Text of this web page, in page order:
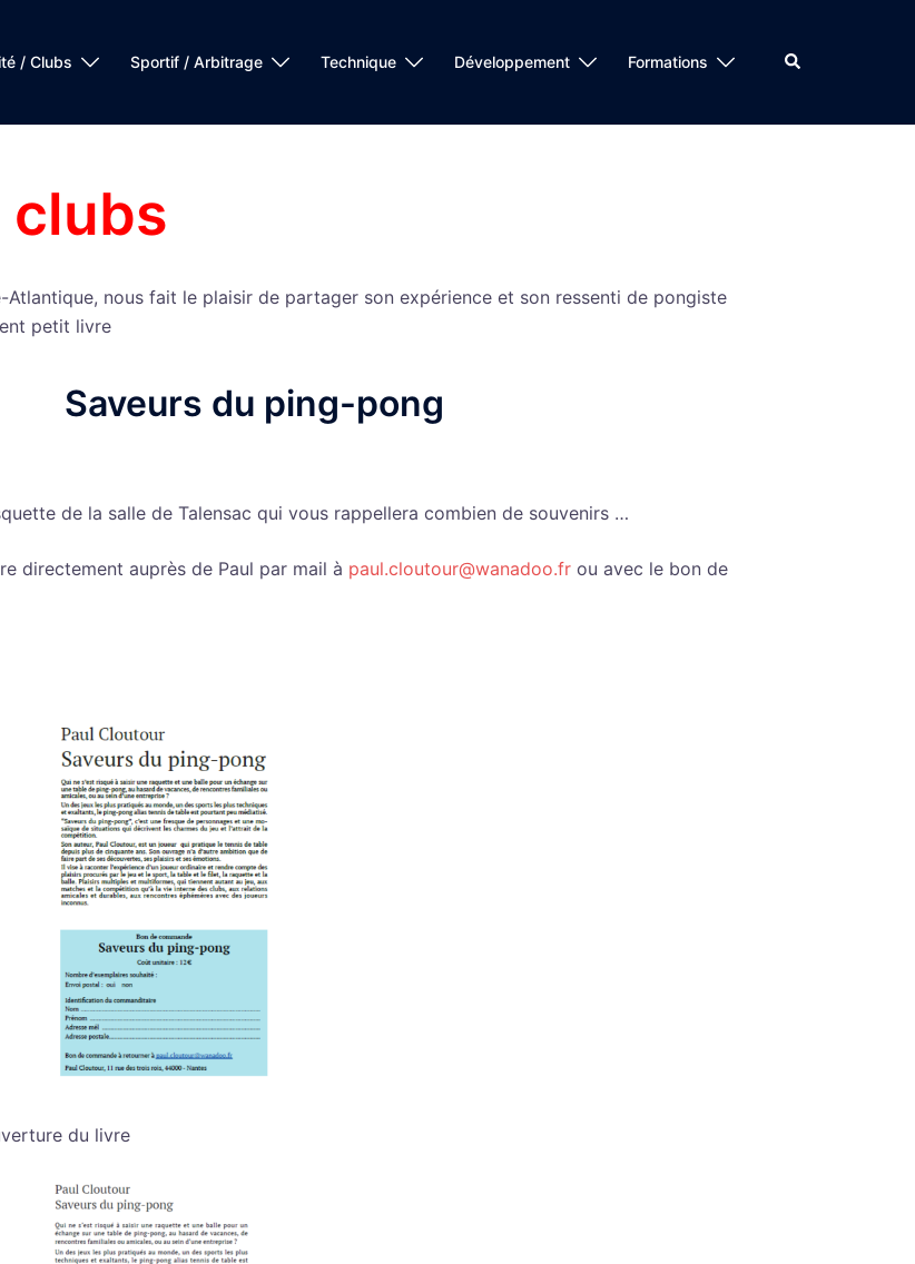
/ Clubs Sportif / Arbitrage Technique Développement Formations Rechercher
clubs
Atlantique, nous fait le plaisir de partager son expérience et son ressenti de pongiste
petit livre
Saveurs du ping-pong
de la salle de Talensac qui vous rappellera combien de souvenirs …
directement auprès de Paul par mail à paul.cloutour@wanadoo.fr ou avec le bon de
du livre